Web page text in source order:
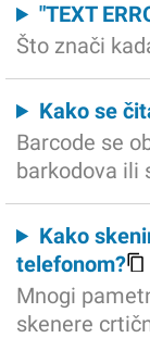
"TEXT
Što znači
Kako se
Barcode se
barkodova ili
Kako
telefonom?
Mnogi
skenere